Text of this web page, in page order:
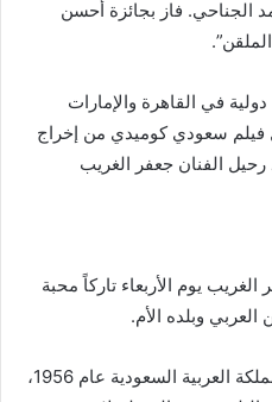
الجناحي. فاز بجائزة أحسن
في القاهرة والإمارات
وشارك عام 2020 بأول فيلم سعودي كوميدي من إخراج
الفنان جعفر الغريب
يوم الأربعاء تاركاً محبة
وبلده الأم.
ولد الراحل في مدينة الإحساء بالمملكة العربية السعودية عام 1956،